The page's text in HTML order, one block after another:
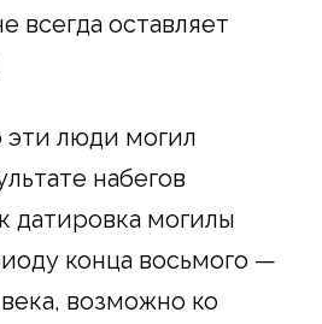
всегда оставляет
эти люди могил
набегов
датировка могилы
конца восьмого —
возможно ко